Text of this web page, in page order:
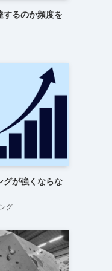
するのか頻度を
グが強くならな
グ